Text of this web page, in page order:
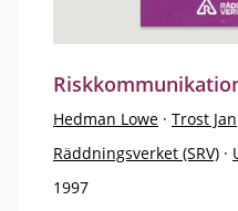
Hedman Lowe · Trost Jan
Räddningsverket (SRV) ·
1997